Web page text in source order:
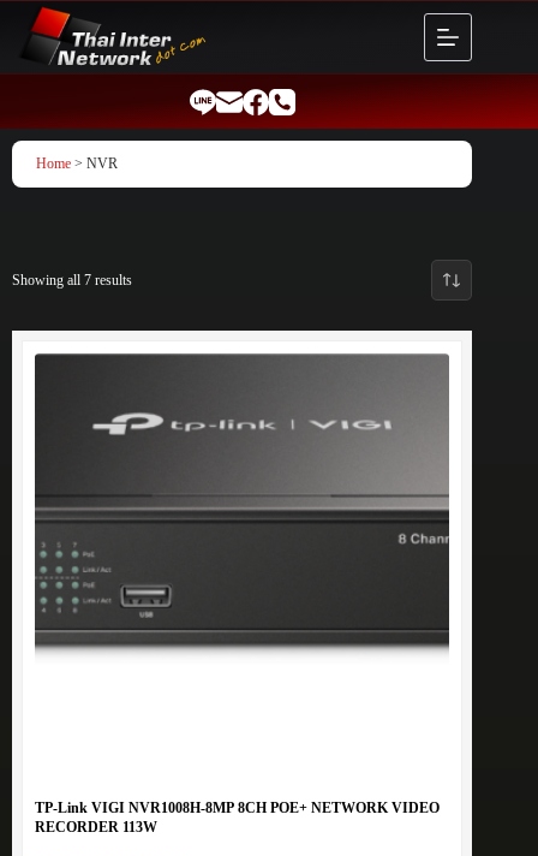
content
Home > NVR
Showing all 7 results
TP-Link VIGI NVR1008H-8MP 8CH POE+ NETWORK VIDEO
RECORDER 113W